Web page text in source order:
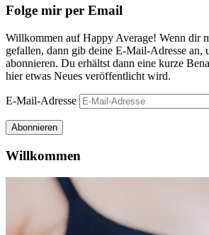
Folge mir per Email
Willkommen auf Happy Average! Wenn dir
gefallen, dann gib deine E-Mail-Adresse an,
abonnieren. Du erhältst dann eine kurze
hier etwas Neues veröffentlicht wird.
E-Mail-Adresse
Abonnieren
Willkommen